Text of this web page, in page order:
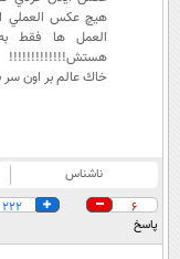
هيچ عكس العملي
العمل ها فقط
هستش!!!!!!!!!!!!!
خاك عالم بر اون
ناشناس
6
222
پاسخ